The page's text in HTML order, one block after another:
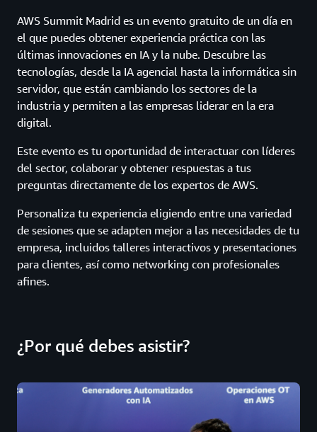
AWS Summit Madrid es un evento gratuito de un día en
el que puedes obtener experiencia práctica con las
últimas innovaciones en IA y la nube. Descubre las
tecnologías, desde la IA agencial hasta la informática sin
servidor, que están cambiando los sectores de la
industria y permiten a las empresas liderar en la era
digital.
Este evento es tu oportunidad de interactuar con líderes
del sector, colaborar y obtener respuestas a tus
preguntas directamente de los expertos de AWS.
Personaliza tu experiencia eligiendo entre una variedad
de sesiones que se adapten mejor a las necesidades de tu
empresa, incluidos talleres interactivos y presentaciones
para clientes, así como networking con profesionales
afines.
¿Por qué debes asistir?